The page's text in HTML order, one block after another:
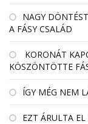
NAGY
A FÁSY CSALÁD
KORONÁT
KÖSZÖNTÖTTE
ÍGY MÉG NEM
EZT ÁRULTA